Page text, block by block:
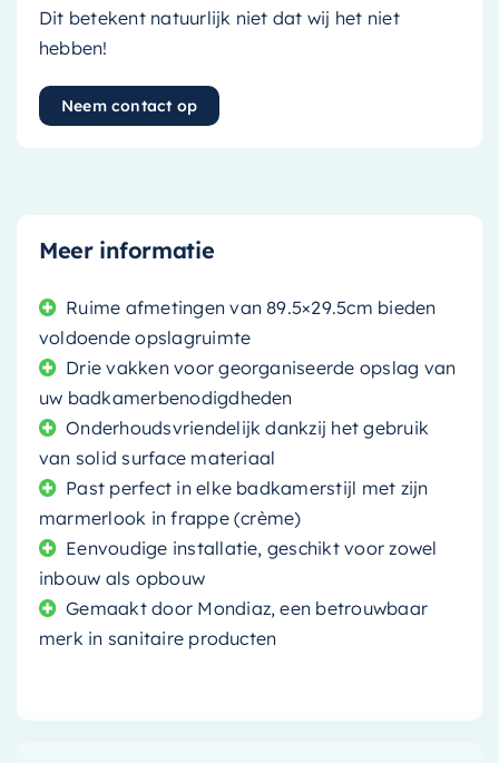
Dit betekent natuurlijk niet dat wij het niet
hebben!
Neem contact op
Meer informatie
Ruime afmetingen van 89.5×29.5cm bieden
voldoende opslagruimte
Drie vakken voor georganiseerde opslag van
uw badkamerbenodigdheden
Onderhoudsvriendelijk dankzij het gebruik
van solid surface materiaal
Past perfect in elke badkamerstijl met zijn
marmerlook in frappe (crème)
Eenvoudige installatie, geschikt voor zowel
inbouw als opbouw
Gemaakt door Mondiaz, een betrouwbaar
merk in sanitaire producten